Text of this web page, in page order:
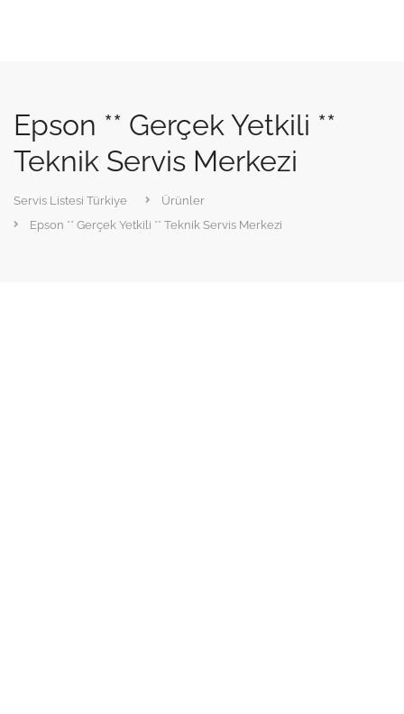
Epson ** Gerçek Yetkili **
Teknik Servis Merkezi
Servis Listesi Türkiye
Ürünler
Epson ** Gerçek Yetkili ** Teknik Servis Merkezi